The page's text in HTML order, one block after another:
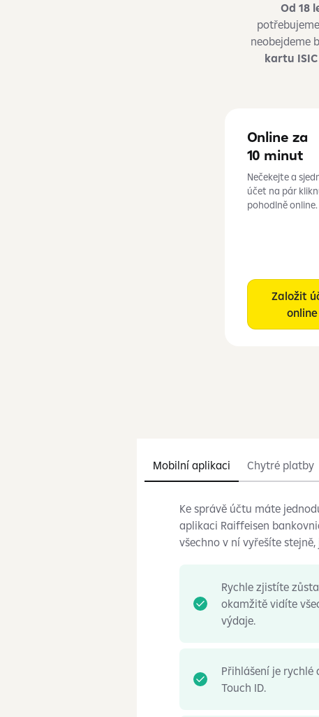
Od 18
neobejdeme
kartu
Online za
10 minut
Nečekejte a
účet na pár
pohodlně online.
Založit
online
Mobilní aplikaci Chytré platby
Ke správě účtu máte
aplikaci Raiffeisen
všechno v ní vyřešíte
Rychle zjistíte
okamžitě vidíte
výdaje.
Přihlášení je rychlé
Touch ID.